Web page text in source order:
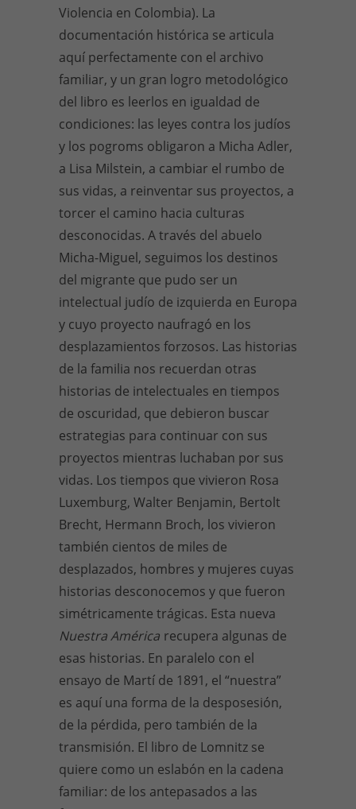
Violencia en Colombia). La
documentación histórica se articula
aquí perfectamente con el archivo
familiar, y un gran logro metodológico
del libro es leerlos en igualdad de
condiciones: las leyes contra los judíos
y los pogroms obligaron a Micha Adler,
a Lisa Milstein, a cambiar el rumbo de
sus vidas, a reinventar sus proyectos, a
torcer el camino hacia culturas
desconocidas. A través del abuelo
Micha-Miguel, seguimos los destinos
del migrante que pudo ser un
intelectual judío de izquierda en Europa
y cuyo proyecto naufragó en los
desplazamientos forzosos. Las historias
de la familia nos recuerdan otras
historias de intelectuales en tiempos
de oscuridad, que debieron buscar
estrategias para continuar con sus
proyectos mientras luchaban por sus
vidas. Los tiempos que vivieron Rosa
Luxemburg, Walter Benjamin, Bertolt
Brecht, Hermann Broch, los vivieron
también cientos de miles de
desplazados, hombres y mujeres cuyas
historias desconocemos y que fueron
simétricamente trágicas. Esta nueva
Nuestra América recupera algunas de
esas historias. En paralelo con el
ensayo de Martí de 1891, el “nuestra”
es aquí una forma de la desposesión,
de la pérdida, pero también de la
transmisión. El libro de Lomnitz se
quiere como un eslabón en la cadena
familiar: de los antepasados a las